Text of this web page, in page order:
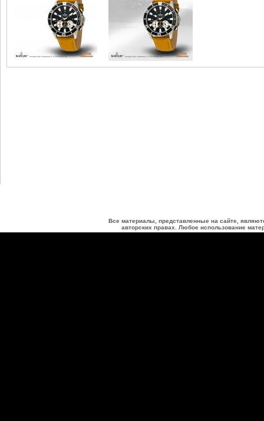
Все материалы, представленные на сайте,
авторских правах. Любое использование